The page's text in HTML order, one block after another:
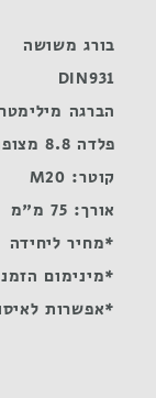
בורג משושה
DIN931
הברגה
פלדה 8.8 מצופה
קוטר: M20
אורך: 75 מ"מ
*מחיר ליחידה
*מינימום הזמנה 50
*אפשרות